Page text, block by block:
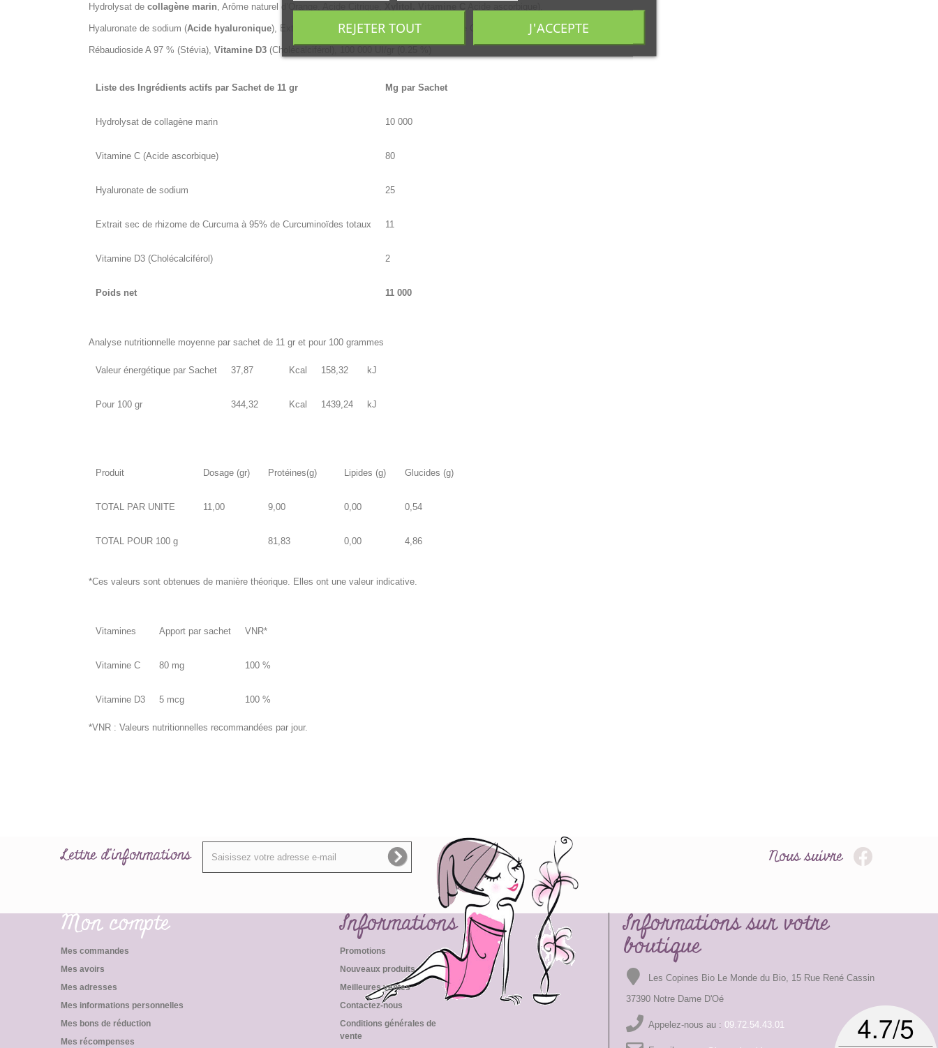
Hydrolysat de collagène marin , Arôme naturel d’Orange, Acide Citrique,
Hyaluronate de sodium (Acide hyaluronique), Extrait sec de rhizome de Curcuma à 95 % de Curcuminoïdes totaux,
Rébaudioside A 97 % (Stévia), Vitamine D3 (Cholécalciférol), 100 000 UI/gr (0.25 %)
Liste des Ingrédients actifs par Sachet de 11 gr Mg par Sachet
Hydrolysat de collagène marin 10 000
Vitamine C (Acide ascorbique) 80
Hyaluronate de sodium 25
Extrait sec de rhizome de Curcuma à 95% de Curcuminoïdes totaux 11
Vitamine D3 (Cholécalciférol) 2
Poids net 11 000
Analyse nutritionnelle moyenne par sachet de 11 gr et pour 100 grammes
Valeur énergétique par Sachet 37,87 Kcal 158,32 kJ
Pour 100 gr 344,32 Kcal 1439,24 kJ
Produit Dosage (gr) Protéines(g) Lipides (g) Glucides (g)
TOTAL PAR UNITE 11,00 9,00 0,00 0,54
TOTAL POUR 100 g 81,83 0,00 4,86
*Ces valeurs sont obtenues de manière théorique. Elles ont une valeur indicative.
Vitamines Apport par sachet VNR*
Vitamine C 80 mg 100 %
Vitamine D3 5 mcg 100 %
*VNR : Valeurs nutritionnelles recommandées par jour.
REJETER TOUT J'ACCEPTE
Lettre d'informations Nous suivre
Mon compte
Mes commandes
Mes avoirs
Mes adresses
Mes informations personnelles
Mes bons de réduction
Mes récompenses
Informations
Promotions
Nouveaux produits
Meilleures ventes
Contactez-nous
Conditions générales de
vente
Informations sur votre
boutique
Les Copines Bio Le Monde du Bio, 15 Rue René Cassin
37390 Notre Dame D'Oé
Appelez-nous au : 09.72.54.43.01